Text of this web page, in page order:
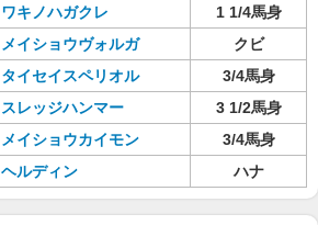
ワキノハガクレ
1 1/4馬身
メイショウヴォルガ
クビ
タイセイスペリオル
3/4馬身
スレッジハンマー
3 1/2馬身
メイショウカイモン
3/4馬身
ヘルディン ハナ